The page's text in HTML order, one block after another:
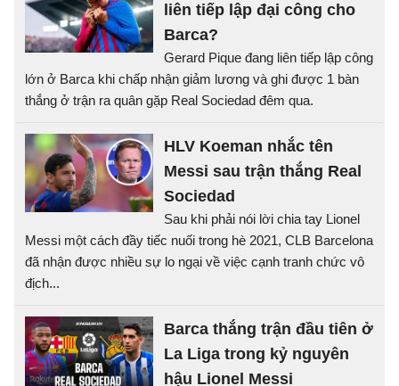
liên tiếp lập đại công cho
Barca?
Gerard Pique đang liên tiếp lập công
lớn ở Barca khi chấp nhận giảm lương và ghi được 1 bàn
thắng ở trận ra quân gặp Real Sociedad đêm qua.
HLV Koeman nhắc tên
Messi sau trận thắng Real
Sociedad
Sau khi phải nói lời chia tay Lionel
Messi một cách đầy tiếc nuối trong hè 2021, CLB Barcelona
đã nhận được nhiều sự lo ngại về việc cạnh tranh chức vô
địch...
Barca thắng trận đầu tiên ở
La Liga trong kỷ nguyên
hậu Lionel Messi